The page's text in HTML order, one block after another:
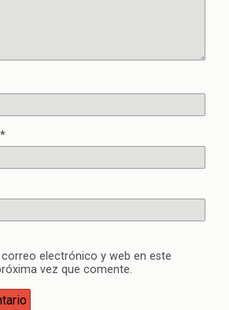
*
electrónico y web en este
vez que comente.